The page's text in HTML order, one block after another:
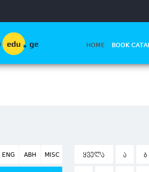
HOME BOOK
ENG ABH MISC ᲧᲕᲔᲚᲐ Ა Ბ